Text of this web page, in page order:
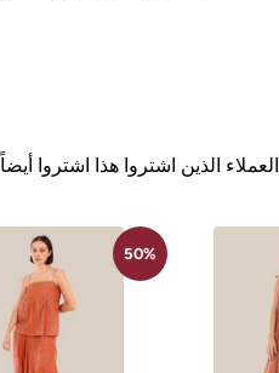
العملاء الذين اشتروا هذا اشتروا أيضاً
50%